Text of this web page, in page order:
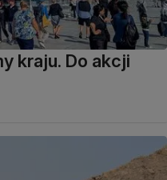
kraju. Do akcji